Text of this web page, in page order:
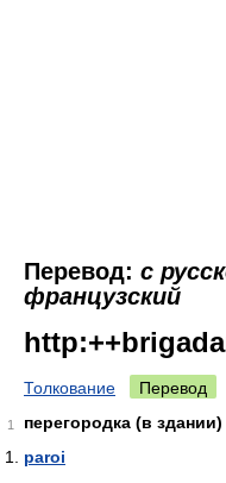
Перевод: с
французский
Толкование Перевод
1
перегородка (в здании)
paroi